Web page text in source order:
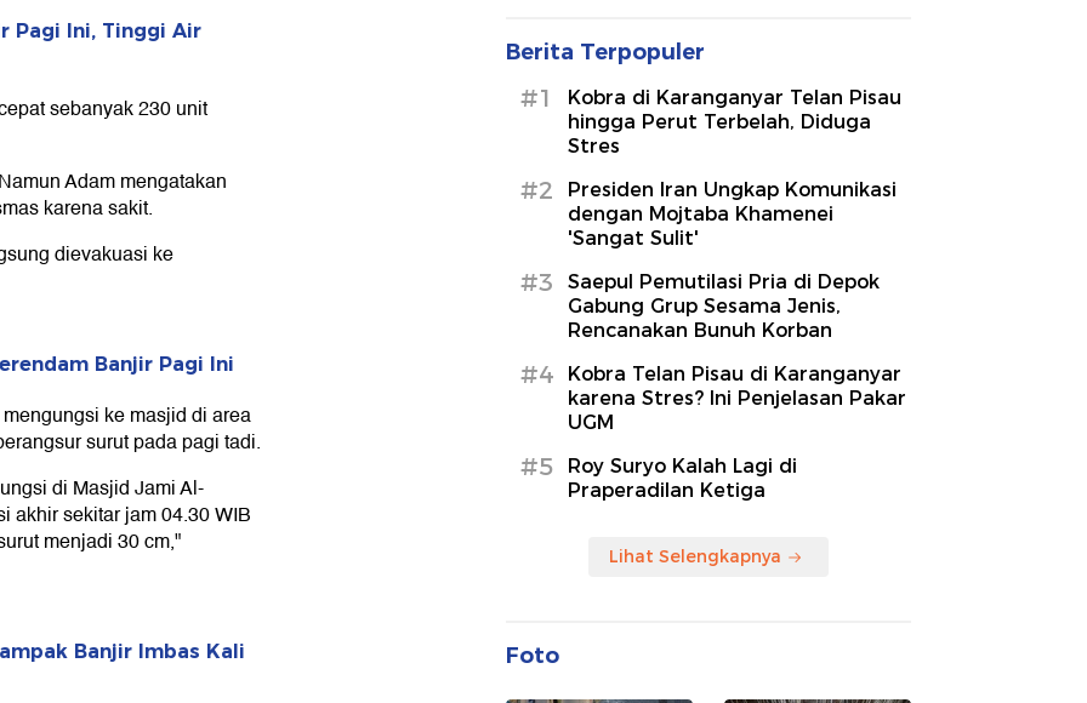
Pagi Ini, Tinggi Air
sebanyak 230 unit
Adam mengatakan
karena sakit.
dievakuasi ke
Banjir Pagi Ini
ke masjid di area
surut pada pagi tadi.
di Masjid Jami Al-
akhir sekitar jam 04.30 WIB
menjadi 30 cm,"
Banjir Imbas Kali
Berita Terpopuler
#1
Kobra di Karanganyar Telan Pisau
hingga Perut Terbelah, Diduga
Stres
#2
Presiden Iran Ungkap Komunikasi
dengan Mojtaba Khamenei
'Sangat Sulit'
#3
Saepul Pemutilasi Pria di Depok
Gabung Grup Sesama Jenis,
Rencanakan Bunuh Korban
#4
Kobra Telan Pisau di Karanganyar
karena Stres? Ini Penjelasan Pakar
UGM
#5
Roy Suryo Kalah Lagi di
Praperadilan Ketiga
Lihat Selengkapnya
Foto